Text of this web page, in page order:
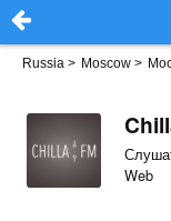
Russia > Moscow >
Web